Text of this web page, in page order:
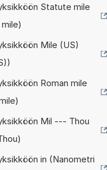
Statute mile
Mile (US)
Roman mile
Mil --- Thou
in (Nanometri